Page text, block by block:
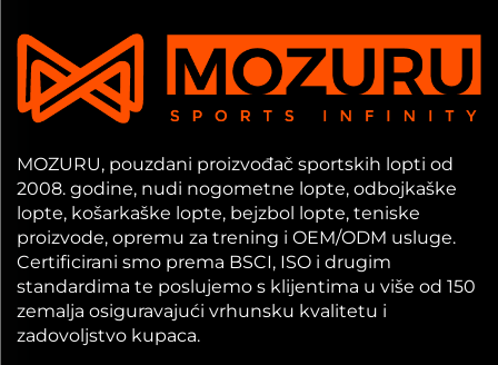
MOZURU, pouzdani proizvođač sportskih lopti od
2008. godine, nudi nogometne lopte, odbojkaške
lopte, košarkaške lopte, bejzbol lopte, teniske
proizvode, opremu za trening i OEM/ODM usluge.
Certificirani smo prema BSCI, ISO i drugim
standardima te poslujemo s klijentima u više od 150
zemalja osiguravajući vrhunsku kvalitetu i
zadovoljstvo kupaca.